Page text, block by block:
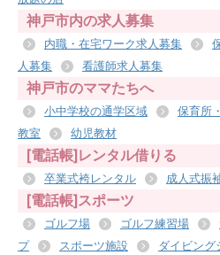
神戸市内の求人募集
内職・在宅ワーク求人募集
人募集
看護師求人募集
神戸市のママたちへ
小中学校の通学区域 保育所
教室
幼児教材
[電話帳]レンタル借りる
卒業式袴レンタル 成人式振
[電話帳]スポーツ
ゴルフ場 ゴルフ練習場
プ
スポーツ施設 ダイビング